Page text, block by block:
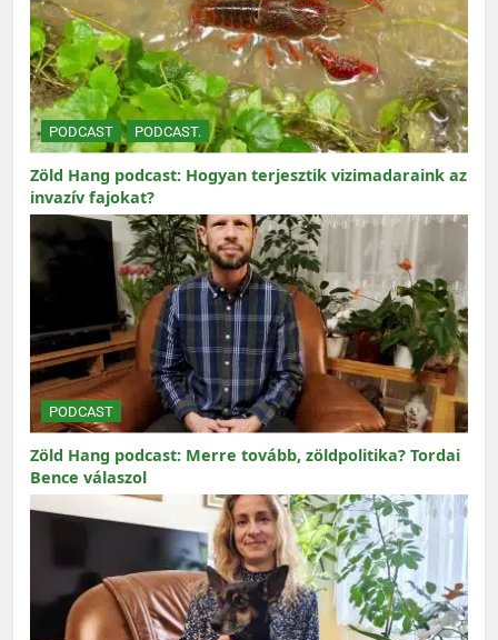
PODCAST PODCAST.
Zöld Hang podcast: Hogyan terjesztik vizimadaraink az
invazív fajokat?
PODCAST
Zöld Hang podcast: Merre tovább, zöldpolitika? Tordai
Bence válaszol